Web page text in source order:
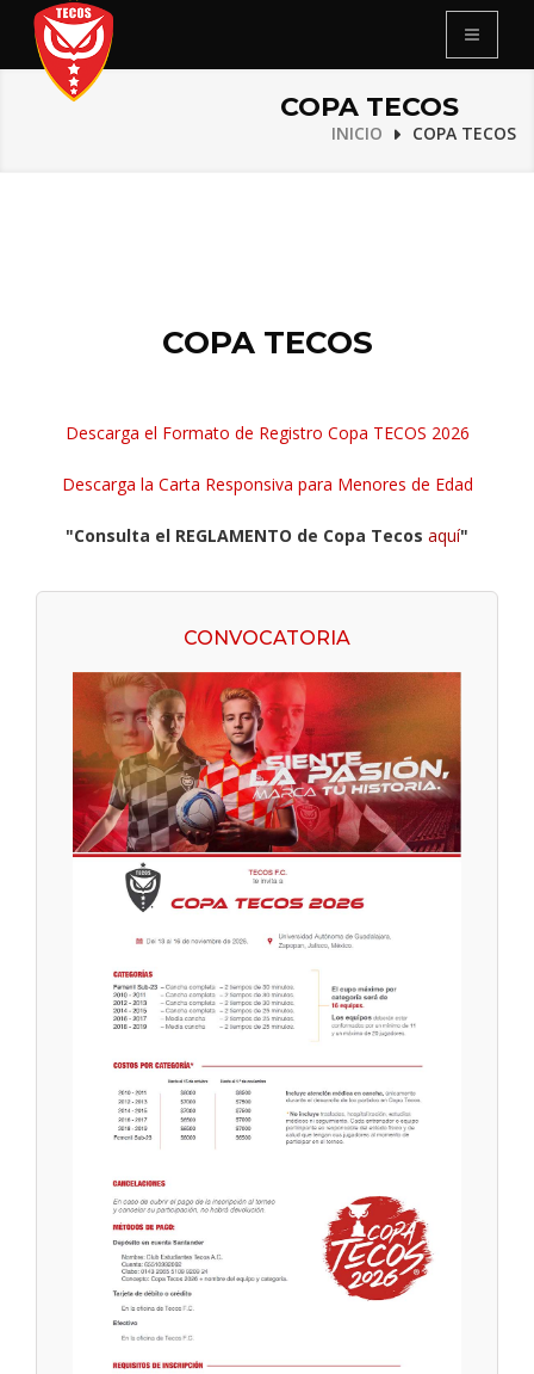
COPA TECOS
INICIO COPA TECOS
COPA TECOS
Descarga el Formato de Registro Copa TECOS 2026
Descarga la Carta Responsiva para Menores de Edad
"Consulta el REGLAMENTO de Copa Tecos aquí"
CONVOCATORIA